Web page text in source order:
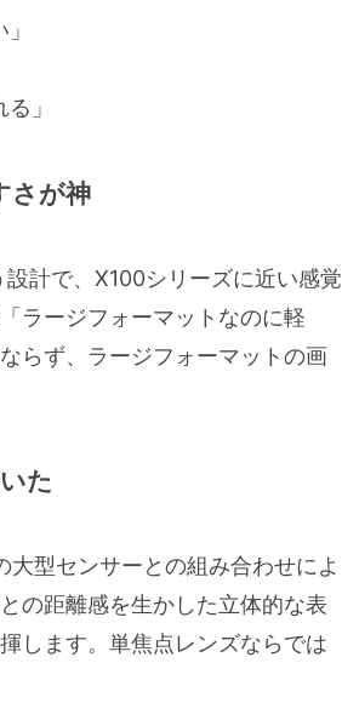
」
さが神
計で、X100シリーズに近い感覚
ラージフォーマットなのに軽
らず、ラージフォーマットの画
た
型センサーとの組み合わせによ
の距離感を生かした立体的な表
します。単焦点レンズならでは